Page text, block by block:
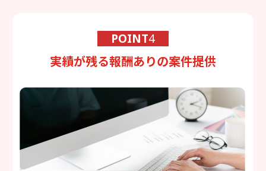
POINT4
実績が残る報酬ありの案件提供